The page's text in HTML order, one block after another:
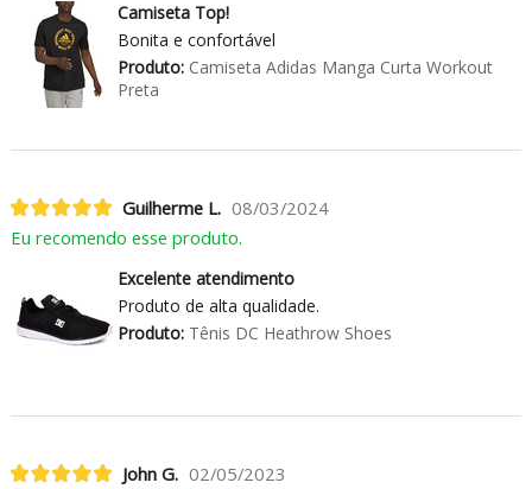
Camiseta Top!
Bonita e confortável
Produto:Camiseta Adidas Manga Curta Workout
Preta
Guilherme L. 08/03/2024
Eu recomendo esse produto.
Excelente atendimento
Produto de alta qualidade.
Produto:Tênis DC Heathrow Shoes
John G. 02/05/2023